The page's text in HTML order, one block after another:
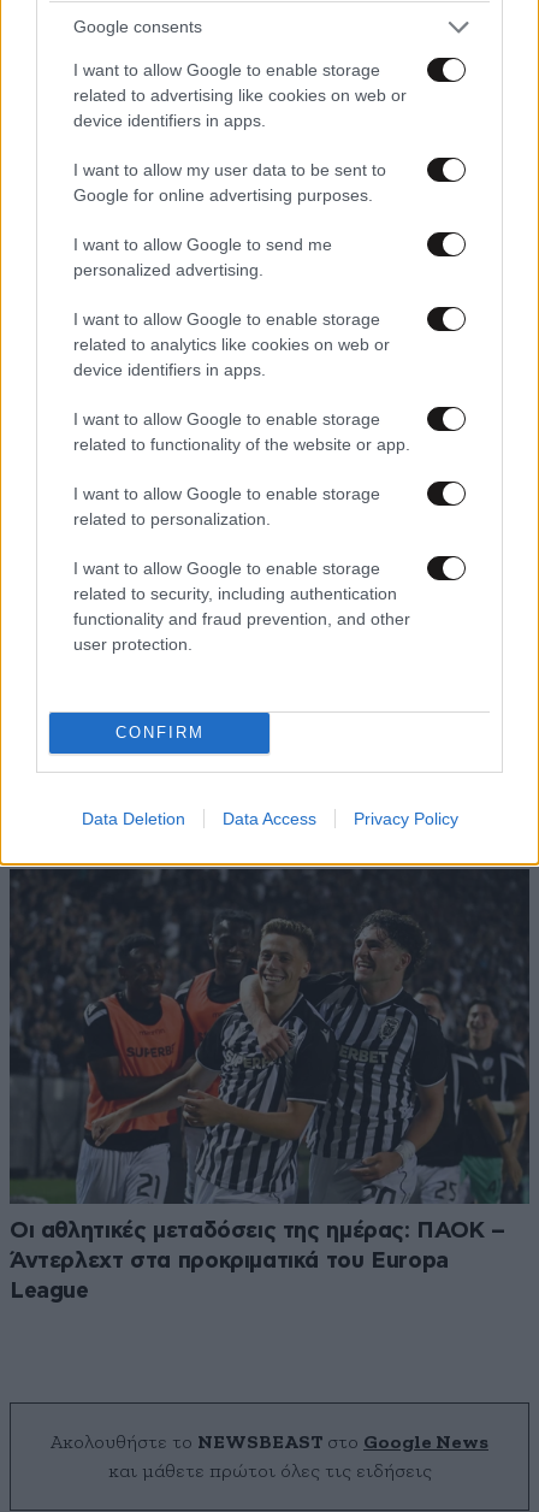
Google consents
I want to allow Google to enable storage
related to advertising like cookies on web or
device identifiers in apps.
I want to allow my user data to be sent to
Google for online advertising purposes.
I want to allow Google to send me
personalized advertising.
I want to allow Google to enable storage
related to analytics like cookies on web or
device identifiers in apps.
I want to allow Google to enable storage
related to functionality of the website or app.
I want to allow Google to enable storage
related to personalization.
I want to allow Google to enable storage
related to security, including authentication
functionality and fraud prevention, and other
user protection.
CONFIRM
Data Deletion Data Access Privacy Policy
«Stars System»: Η ανακοίνωση του STAR για
την καθημερινή εκπομπή της Άσης Μπήλιου
«Δύο Μαύρα Πουκάμισα»: Κυκλοφόρησε το
Οι αθλητικές μεταδόσεις της ημέρας: ΠΑΟΚ –
Άντερλεχτ στα προκριματικά του Europa
League
Ακολουθήστε το NEWSBEAST στο Google News
και μάθετε πρώτοι όλες τις ειδήσεις